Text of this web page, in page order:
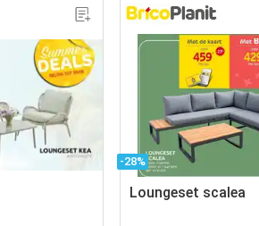
-28%
Loungeset scalea